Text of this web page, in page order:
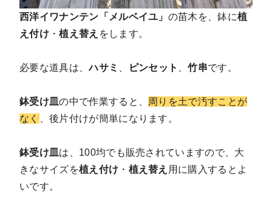
西洋イワナンテン「メルベイユ」 の苗木を、鉢に植
え付け・植え替え をします。
必要な道具は、ハサミ ピンセット 、竹串です。
鉢受け皿の中で作業すると、
周りを土で汚すことが
なく
、後片付けが簡単になります。
鉢受け皿 は、100均でも販売されていますので、大
きなサイズを植え付け ・ 植え替え 用に購入するとよ
いです。